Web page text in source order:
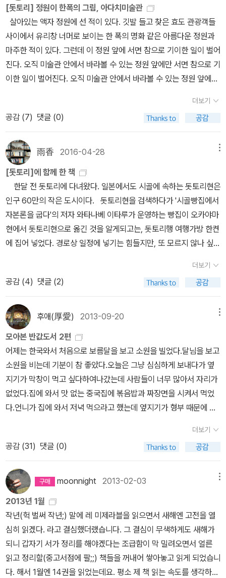
이는 국가와 회사들의 새 회계연도와 함께 대학교 신입생들의 학기가
시작되는 달이기 때문이다. -189쪽1950년대에는 본토에서 삿포로
로 발령받은 직장인들이 많았다. 이들은 대부분 단신으로 홋카이도에
왔는데, 혼자 생활하다보니 늘 식사가 부실했다. 식당에서는 혼자 온
손님들이 많아져 개인적인 취향이 반영된 주문이 점차 늘었다. 아지
노산페에서는 미소 국물이 먹고 싶다는 손님들의 요구에 따라 홋카이
도 원주민들이 먹던 돼지뼈 국물에 미소를 넣어 대접했는데, 어느 날
한 손님이 그 국물에 면을 넣어달라고 한 것이 미소라멘의 시초다. -2
란 없다. 폭발적으로 늘어난 수요를 감당하기 위해 동력을 끌어들였
고, 그 바람에 원천수의 질은 떨어지고 온도마저 떨어뜨리는 치명적
인 결함을 갖게 된 것이다. 얼마 전에 읽은 과학향기에서 보니 댐과 채
굴로 인한 지진이 무척 많다고 했는데, 가뜩이나 지진이 잦은 일본이
니 그런 것들이 곧 화가 될 수 있으리라. 추운 겨울을 좋아하지는 않
지만, 예년 기온에 비해 지나치게 따뜻한 요즘 날씨가 걱정스럽다. 올
여름에도 내내 덥지 않다가 갑자기 폭염이 몰려왔고, 전력대란을 겪
지 않았던가. 이렇게 춥지 않다가 갑자기 오지게 추울 것만 같다. 지구
것 중 하나였다. 올 2월에 그 마음이 최고조였는데 가지 못했고 3월엔
후쿠시마 사태가... 그래서 당장에 일본 여행은 좀처럼 엄두가 나지 않
는다. 간다고 해도 료칸은 너무 비싸서 역시 침도 못 흘리겠지만, 책을
통해 대리 만족이라는 것으로 허기를 좀 채워본다. 책은 즐겁게 읽을
수 있었는데 옥의 티는 역시나 잦은 오타들이었다. 62쪽 미국 선교
사 의해 일본 최초로66쪽에는 오마치 게이게쓰로 나오고 67쪽에는
오오마치라고 나온다. 70쪽 각종 각종 부재료와71쪽 맑은 호수와 파
란 하늘이 연중 내내-연중에 '내내'의 의미가 들어 있다.191쪽 역사의
흔적은 거의 없다. 온천이라곳도... 그렇지만 반면, 아주 예쁜 우리말
도 나와서 달달할 때도 있었다. 223쪽에 등장한 '달보드레한'이란 단
어다. 약간 달큼하다-란 뜻인데, '달보드레'라니! 달샤베트 같이 달콤
함이 뚝뚝 떨어지는 예쁜 말이 아닌가. 작품 속에는 선생님의 신작 대
박나라며 순례의 길을 걷고 있는 일본인 친구가 등장했다. 기도의 효
고 하니 그 정성이 대단하다. 이런 친구가 있으니 허영만 샘이 승승장
구하는 게 당연해 보인다. 신작 '말에서 내리지 않는 무사'에 대한 기
대감이 점점 커진다. 사람이 힘든 일을 했으면 좀 쉬어갈 필요가 있으
니, 샘의 신작이 마무리 되고 나면 다음 여행지에서의 맛 기행이 또 이
뤄지지 않을까. 일본도 좋고 다른 나라도 좋다. 어디든 즐겁게 기다리
리라. 그 사이 나도 일본 한 차례 정도는 다녀왔으면 좋겠다.^^
아귀의 정수 도부지루와 콩으로 만든 보양식 낫토를 먹으면 속이 든
든해진다.7. 이슬과 하늘, 바람과 음률이 한데 어울린 노천온천 나가
사키 : 여전히 달리고 있는 전차, 숨이 턱턱 막히는 유황냄새와 기이한
형상의 풍경들이 불교의 지옥도를 연상시키는 운젠 온천을 나가사키
의 명물로 꼽는다. 진하고 풍부한 맛을 자랑하는 나가사키 짬뽕, 원조
국가인 유럽을 위협하는 카스테라의 녹는 맛, 미군도 반한 사세보 햄
오카야마·시마네·돗토리 : 시골마을의 소박하고 넉넉한 인심과 훈훈
한 정을 느낄 수 있다. 일본 잔치음식의 진수인 바라즈시, 과즙이 풍성
하며 새콤달콤한 배, 일본 제일의 오카야마 복숭아, 사람이 빚어낸 꽃
의 향연 화과자는 빛깔과 향기와 맛도 천하별미다. 9. 봇짱과 센과 치
히로와 함께 순례길에 오르다 에히메 : 일본에서 유일하게 일본 왕실
의 전용탕을 갖춘 도고 온천에는 백로 한 마리가 상처 난 다리를 이곳
에서 치료했다는 전설이 전한다. 각종 고명으로 한껏 멋을 부린 도미
국수, 당도와 산도가 적절하게 어우러져 맛있는 귤은 인기를 한몸에
받고 있다. 10. 마음으로 먹고 온몸으로 고독을 즐기다 와카야마 : 고
야산 정상은 세상과 단절을 전제로 계획된 불교도시다. 스님들의 정
성스런 손길을 거쳐 재탄생한 쇼진 요리는 마음의 고단함과 외로움을
잠시나마 잊게 해준다. 신맛, 짠맛, 단맛이 묘하게 섞인 우메보시 맛은
이방인들을 설레게 하는 미소라멘과 삿포로 맥주의 훗카이도 : 세계
3대 축제의 하나로 꼽히는 눈축제가 유명한 이곳은 천혜의 자연 절경
과 원천수 덕분에 새로운 온천의 땅으로 불린다. 일본의 국민 라멘인
미소라멘, 초밥 마니아들의 입맛을 접수한 오타루 초밥, 겨울의 미각
을 깨우는 게 요리를 먹기 위한 사라들로 만원을 이룬다.
길이다. 순례는 대개 도쿠시마(徳島県)현의 1번 사찰 료젠지(霊山
寺)에서 시작해 가가와(香川県)현의 88번 사찰 오쿠보지(大窪
寺)를 마지막으로 끝을 맺는다. 순례자들은 전총적으로 백색 상의인
하쿠이(白衣)를 입고, 대나무 모자인 스게가사(菅笠)를 쓰며, 곤고
즈에(金剛杖)라는 지팡이를 짚고 순례에 나선다. 그리고 이들을 존
경하는 의미로 '오헨로상'이라고 부른다. (맛있게 잘 쉬었습니다. 180
이다. <맛있게 잘 쉬었습니다>는 마쓰야마가 있는 에히메현을 다루
고 있다. '센과 치히로의 행방불명'의 모티브가 된 '도고온천'에 대한
설명과 이 곳 별미인 도미요리와 함께 다른 여러 설명이 있다. <이토
록 맛있는 일본이라면>은 가가와현을 다루는데, '사누키 우동'과 함께
곤피라 궁 등에 대해 이야기한다. 곁들어진 그림이 제 멋이다. 2년전
돗토리에 갔을 때 돗토리현의 국보 사찰 나게이레도 그림을 보고 일
부터 찾아갔던 기억이 있다. 사실 시코쿠로 찾아봐서 그렇지 시코쿠
에 있는 섬 '나오시마'를 다룬 책들은 많다. 시코쿠행을 생각했을때,
'나오시마'를 제일 먼저 생각했다. 예술의 섬으로 유명한 나오시마는
이외에도 일본 예술기행이나, 건축기행에도 많이 등장한다. 아
이둘과 함께한 가족여행이라 일단 이번 여정에서는 뺐는데, 언젠가는
한번 가보고 싶다. 이곳에는 쿠사마 야요이의 유명한 노란호박이 있
이 있는 곳이다. 시코쿠는 상대적으로 발전이 덜 된 대신 역사를 담고
있는 곳이 많았다. 이번에는 주로 역사를 담고 있는 도고온천, 마쓰야
마성, 우치코, 곤피라궁, 시코쿠무라 등을 다녀왔는데, 기회가 된다면
이야계곡이나 고치와 쇼도시마 등에 한번 더 다녀오고 싶다. 그러고
보니, 출발전 나쓰메 소세키의 <도련님>을 읽고 갔다. 소세키는 마쓰
야마에서 교사를 했고, 그 곳이 <도련님>의 배경이 되었다.
저녁 한번 했고, 흠흠. 또 뭐했지? 아 엄마랑 쇼핑하러 잠시 갔었고...
사진전 전시구경 했었고... 돌아보니 뭘 꾸역꾸역 하긴 했네? 나머진..
해파리 비연. 내일부터 출근할 일이 막막할 뿐이다.
[돗토리] 정원이 한폭의 그림, 아다치미술관
살아있는 액자 정원에 선 적이 있다. 깃발 들고 찾은 효도 관광객들
사이에서 유리창 너머로 보이는 한 폭의 명화 같은 아름다운 정원과
마주한 적이 있다. 그런데 이 정원 앞에 서면 참으로 기이한 일이 벌어
진다. 오직 미술관 안에서 바라볼 수 있는 정원 앞에만 서면 참으로 기
이한 일이 벌어진다. 오직 미술관 안에서 바라볼 수 있는 정원 앞에만
느릿느릿 흘러가던 시간마저 멈춰 버린다. 오직 정원과 마주한 나만
보이는 그곳은 아다치 미술관이다.(140쪽, 때때로, 일본 시골 여행
west) 관내에 들어서면 '고산수정(故山水庭)'을 중심으로 펼쳐지
는 웅대함이 보는 이들의 감탄과 감동을 자아낸다. 고산수정은 아다
치 미술관의 메인정원이라 할 수 잇는 곳. 창문 너머로 정원 풍경을 감
상하자니, '림파(일본화 일종)'의 병풍이 떠오른다. '창문'이라는 커다
란 액자 속에서 사계절의 변화와 빛의 음영이 오묘하게 어우러진 한
폭의 그림이 담긴 듯 하다. 희미한 빛이 스며들면 칠흑 같은 어둠속에
서 소나무가 모습을 내민다.(108쪽, 일본 소도시 여행) (170쪽, 허
영만 맛있게 잘 쉬었습니다.) 조금은 망설였다. 여기를 가봐야 하나.
독도문제로 유쾌하지 않은 시마네현에 위치하기도 했고.... 그런데 딱
허영만화백의 그림의 말이 꽂혔다. 다음 일정을 포기하고 조금 오래
있었다.
더보기
공감 (7) 댓글 (0)
雨香 2016-04-28
[돗토리]에 함께 한 책
한달 전 돗토리에 다녀왔다. 일본에서도 시골에 속하는 돗토리현은
인구 60만의 작은 도시이다. 돗토리현을 검색하다가 '시골빵집에서
자본론을 굽다'의 저자 와타나베 이타루가 운영하는 빵집이 오카야마
현에서 돗토리현으로 옮긴 것을 알게되고는, 돗토리행 여행가방 한켠
에 집어 넣었다. 경로상 일정에 넣기는 힘들지만, 또 모르지 않나 싶었
까 말이다. '자본의 논리에 따라 부정이 판을 치는 세태가 싫어 ‘바깥’
세상으로 탈출하려고 제빵 기술을 배웠는데, 그 ‘바깥’ 세상이어야 할
빵집 공방마저 경제 시스템의 한가운데 놓여 있다는 사실을 곧 깨닫
게 된다. 가혹한 노동과 부조리한 경제구조, 위협받는 먹거리…. 이런
실상을 접하면서 어떻게 살 것인가에 대한 그의 삶의 철학은 더욱 굳
건해졌고, 이를 바탕으로 탄생한 빵집 ‘다루마리’에서 그는 할아버지
와 아버지로부터 물려받은 사람의 생명에 대한 책임감, 서툰 작은 정
의감을 실천하게 된다. ' 돗토리현 출신으로 세명의 유명한 만화가가
있다. 명탐정 코난의 아오야마 고쇼(青山剛昌), 고독한 미식가의 다
니구치 지로(谷口 ジロー)와 7-80년대에 유행했던 게게게노 기타
로의 미즈키 시게루(水木しげる)가 있다. 돗토리현의 두개의 공항
이름이 요나고기타로 공항, 돗토리코난 공항이다. 돗토리현을 다룬
책은 없다. 돗토리를 다룬 책들을 찾아볼 수 밖에 없는데.. <만화공화
가 미즈키 시게루 + 도시 전체가 만화 테마파크인 그의 고향 돗토리
요괴들과 함께 즐겨 보자, 미즈키 시게루 기념관만화가 다니구치 치
로 + 만화 속 거리를 걷다 < 명탐정 코난>, 오쿠에이정을 살리다 <
허영만의 맛있게 잘 쉬었습니다>에서는 '창문을 열면 낭만과 운치가
가득한 곳'이라는 제목으로 오카야마·시마네·돗토리의 세현을 소개
한다. 상대적으로 설명이 잘 된 책은 <때때로, 일본 시골 여행 west>
라는 책이다. 돗토리, 시마네현을 다룬 책을 찾기 힘든 지금 그나마 참
고하기에 괜찮은 책이다. <때때로, 일본 시골 여행 west>와 <일본
더보기
공감 (4) 댓글 (2)
후애(厚愛) 2013-09-20
모아본 반값도서 2편
어제는 한국와서 처음으로 보름달을 보고 소원을 빌었다.달님을 보고
소원을 비는데 기분이 참 좋았다.오늘은 그냥 심심하게 보내다가 옆
지기가 막창이 먹고 싶다하여나갔는데 사람들이 너무 많아서 자리가
없었다.집에 와서 맛 없는 중국집에 볶음밥과 짜장면을 시켜서 먹었
다.언니가 집에 와서 저녁 먹으라고 했는데 옆지기가 형부 때문에 싫
에 안 좋은 일로 옆지기가 형부를 보기 싫어한다.이해는 하는데 언니
가 걱정이다.이런 일로 또 언니한테 안 좋은 소리 할까봐... 짜장면 먹
고 체했는지 다 올리고 나니 속이 좀 괜찮다.책 보다가 휴식겸 페이퍼
를 쓴다.반값도서 2편을 올린다.^^
군터 파울리의 책들은 착한 가격
이라니... 각 권 2,800원~!!! 반값도서 2편은 여기까지~
더보기
공감 (31) 댓글 (0)
moonnight 2013-02-03
2013년 1월
작년(헉 벌써 작년;) 말에 레 미제라블을 읽으면서 새해엔 고전을 열
심히 읽겠다. 라고 결심했더랬습니다. 그 결심이 무색하게도 새해가
되니 갑자기 서가 정리를 해야겠다는 조급함이 막 밀려오면서 얼른
읽고 정리할(중고서점에 팔;;) 책들을 꺼내어 쌓아놓고 읽게 되었습니
다. 해서 1월엔 14권을 읽었는데요. 평소 제 책 읽는 속도를 생각하면